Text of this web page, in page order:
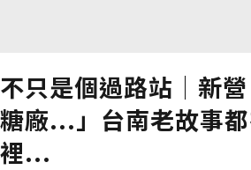
不只是個過路站│新
糖廠...」台南老故事
裡...